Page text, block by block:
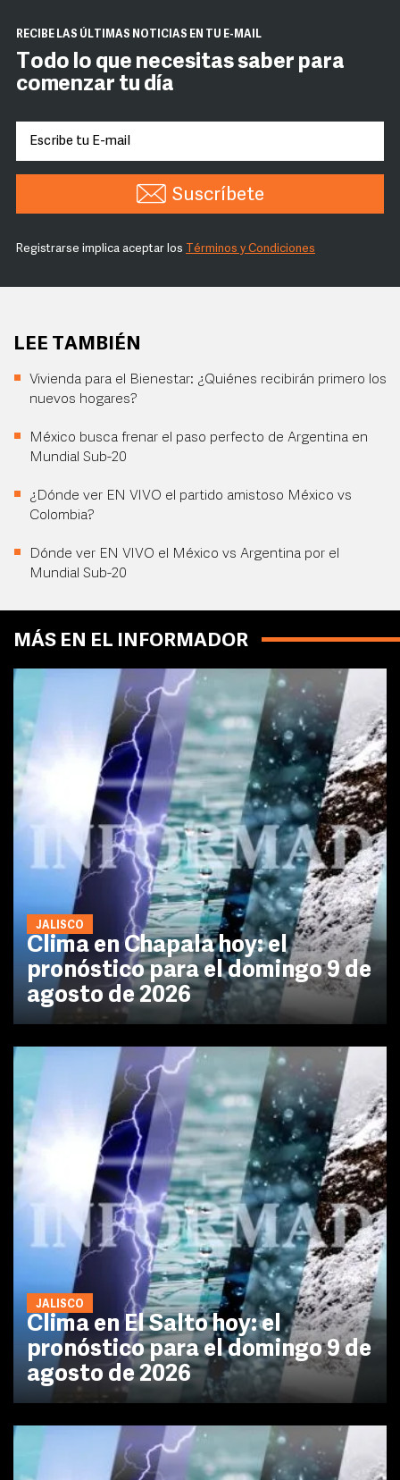
RECIBE LAS ÚLTIMAS NOTICIAS EN TU E-MAIL
Todo lo que necesitas saber para
comenzar tu día
Suscríbete
Registrarse implica aceptar los Términos y Condiciones
LEE TAMBIÉN
Vivienda para el Bienestar: ¿Quiénes recibirán primero los
nuevos hogares?
México busca frenar el paso perfecto de Argentina en
Mundial Sub-20
¿Dónde ver EN VIVO el partido amistoso México vs
Colombia?
Dónde ver EN VIVO el México vs Argentina por el
Mundial Sub-20
MÁS EN EL INFORMADOR
JALISCO
Clima en Chapala hoy: el
pronóstico para el domingo 9 de
agosto de 2026
JALISCO
Clima en El Salto hoy: el
pronóstico para el domingo 9 de
agosto de 2026